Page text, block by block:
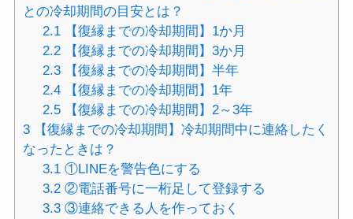
との冷却期間の目安とは？
2.1 【復縁までの冷却期間】1か月
2.2 【復縁までの冷却期間】3か月
2.3 【復縁までの冷却期間】半年
2.4 【復縁までの冷却期間】1年
2.5 【復縁までの冷却期間】2～3年
3【復縁までの冷却期間】冷却期間中に連絡したく
なったときは？
3.1 ①LINEを警告色にする
3.2 ②電話番号に一桁足して登録する
3.3 ③連絡できる人を作っておく